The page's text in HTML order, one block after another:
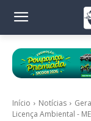
Início Notícias
Licença Ambiental -